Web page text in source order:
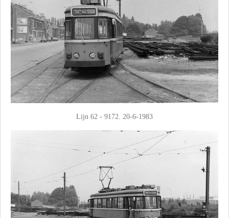
Lijn 62 - 9172. 20-6-1983